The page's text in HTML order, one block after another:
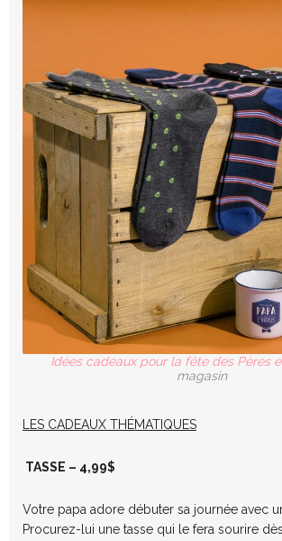
Idées cadeaux pour la fête des Pères
magasin
LES CADEAUX THÉMATIQUES
TASSE – 4,99$
Votre papa adore débuter sa journée avec
Procurez-lui une tasse qui le fera sourire